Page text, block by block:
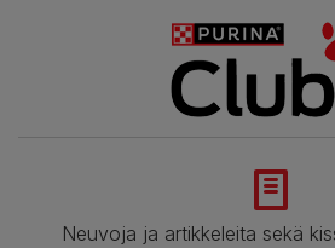
Neuvoja ja artikkeleita sekä